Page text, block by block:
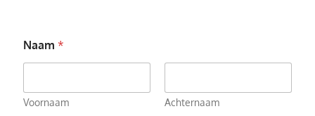
Naam *
Voornaam Achternaam